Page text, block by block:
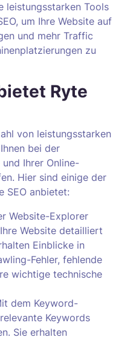
leistungsstarken Tools
um Ihre Website auf
und mehr Traffic
zu
Ryte
von leistungsstarken
bei der
Ihrer Online-
Hier sind einige der
SEO anbietet:
Website-Explorer
Website detailliert
Einblicke in
Fehler, fehlende
wichtige technische
dem Keyword-
Keywords
Sie erhalten